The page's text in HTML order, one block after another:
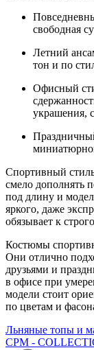
свободная
Летний
тон и по
Офисный
украшения,
Спортивный
смело дополнять
под длину и
яркого, даже
обязывает к
Костюмы
Они отлично
друзьями и
в офисе при
модели стоит
по цветам и
Льняные топы и
CPM -